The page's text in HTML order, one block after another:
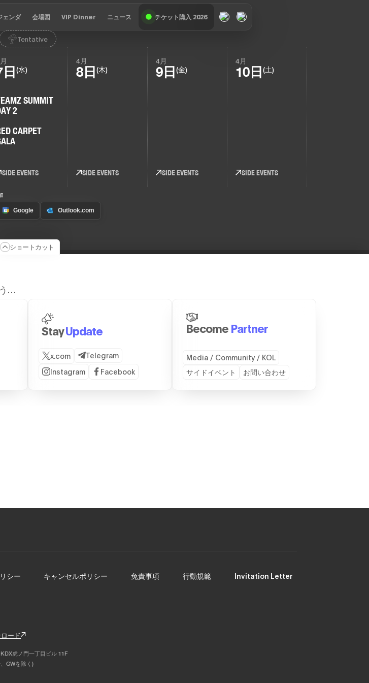
ェンダ 会場図 VIP Dinner ニュース チケット購入 2026
ショートカット
…
StayUpdate
x.com
Telegram
Instagram
Facebook
Become Partner
Media / Community / KOL
サイドイベント
お問い合わせ
Tentative
日(水)
SUMMIT
2
CARPET
SIDE EVENTS
4月
8日 (木)
SIDE EVENTS
4月
9日 (金)
SIDE EVENTS
4月
10日 (土)
SIDE EVENTS
シー キャンセルポリシー 免責事項 行動規範 Invitation Letter
ード
虎ノ門一丁目ビル 11F
GWを除く)